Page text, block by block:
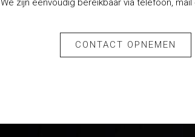
We zijn eenvoudig bereikbaar via telefoon, mail
CONTACT OPNEMEN